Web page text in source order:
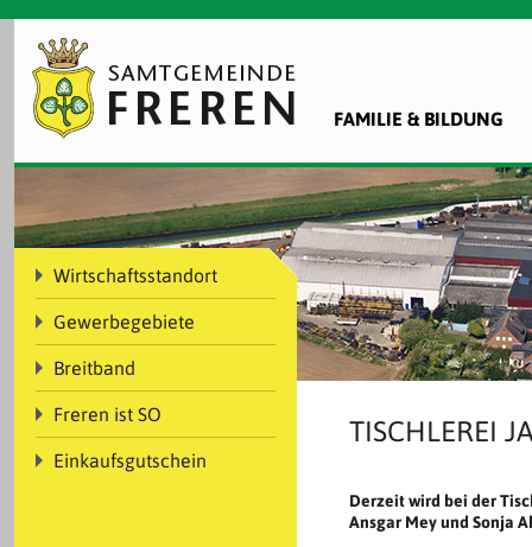
FAMILIE & BILDUNG
Wirtschaftsstandort
Gewerbegebiete
Breitband
Freren ist SO
Einkaufsgutschein
TISCHLEREI
Derzeit wird bei der
Ansgar Mey und Sonja